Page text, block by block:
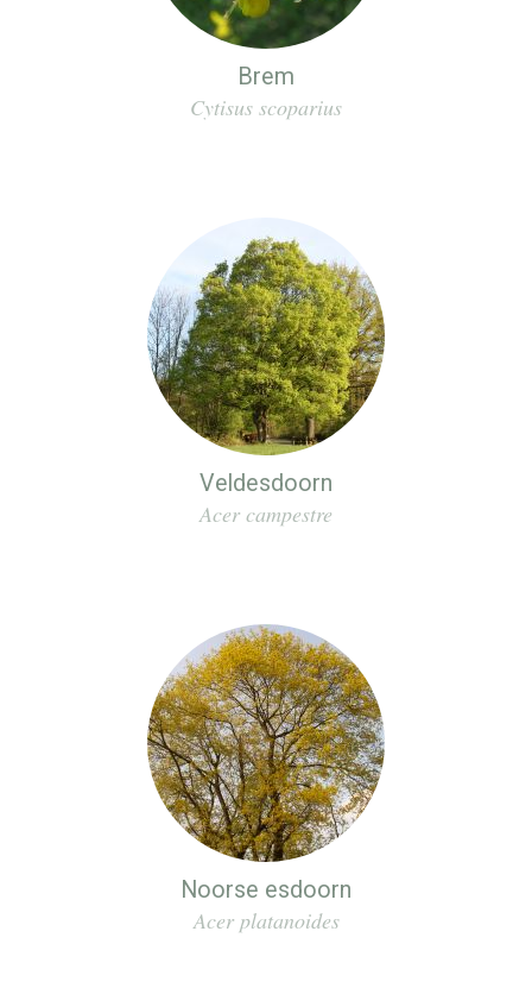
Brem
Cytisus scoparius
Veldesdoorn
Acer campestre
Noorse esdoorn
Acer platanoides